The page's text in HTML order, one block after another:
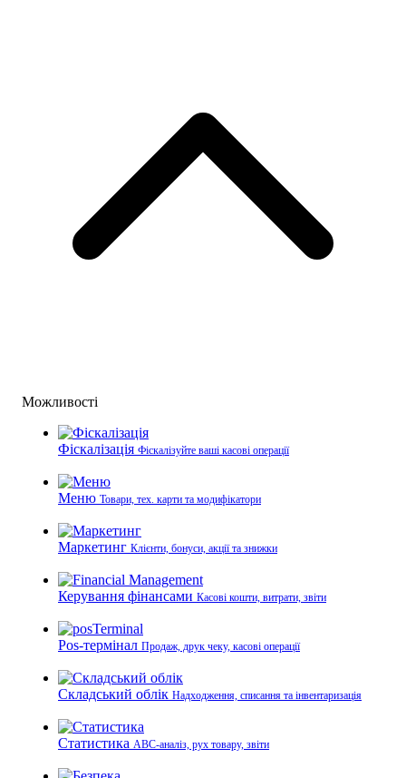
Можливості
Фіскалізація Фіскалізуйте ваші касові операції
Меню Товари, тех. карти та модифікатори
Маркетинг Клієнти, бонуси, акції та знижки
Керування фінансами Касові кошти, витрати, звіти
Pos-термінал Продаж, друк чеку, касові операції
Складський облік Надходження, списання та інвентаризація
Статистика ABC-аналіз, рух товару, звіти